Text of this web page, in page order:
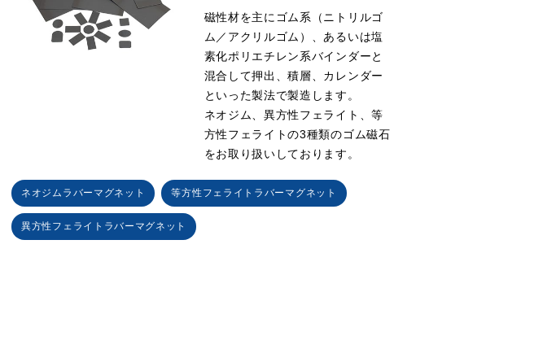
磁性材を主にゴム系（ニトリルゴ
ム／アクリルゴム）、あるいは塩
素化ポリエチレン系バインダーと
混合して押出、積層、カレンダー
といった製法で製造します。
ネオジム、異方性フェライト、等
方性フェライトの3種類のゴム磁石
をお取り扱いしております。
ネオジムラバーマグネット 等方性フェライトラバーマグネット
異方性フェライトラバーマグネット